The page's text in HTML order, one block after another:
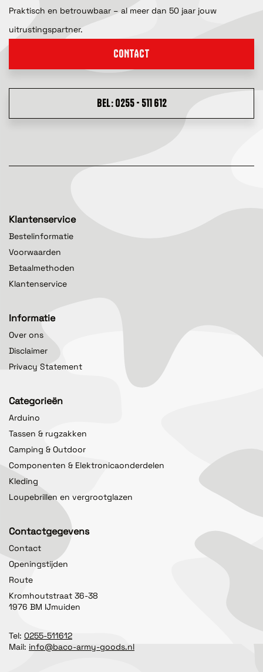
Praktisch en betrouwbaar – al meer dan 50 jaar jouw
uitrustingspartner.
CONTACT
BEL: 0255 - 511 612
Klantenservice
Bestelinformatie
Voorwaarden
Betaalmethoden
Klantenservice
Informatie
Over ons
Disclaimer
Privacy Statement
Categorieën
Arduino
Tassen & rugzakken
Camping & Outdoor
Componenten & Elektronicaonderdelen
Kleding
Loupebrillen en vergrootglazen
Contactgegevens
Contact
Openingstijden
Route
Kromhoutstraat 36-38
1976 BM IJmuiden
Tel: 0255-511612
Mail: info@baco-army-goods.nl